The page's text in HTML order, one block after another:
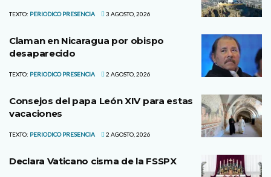
TEXTO: PERIODICO PRESENCIA 3 AGOSTO, 2026
Claman en Nicaragua por obispo
desaparecido
TEXTO: PERIODICO PRESENCIA 2 AGOSTO, 2026
Consejos del papa León XIV para estas
vacaciones
TEXTO: PERIODICO PRESENCIA 2 AGOSTO, 2026
Declara Vaticano cisma de la FSSPX